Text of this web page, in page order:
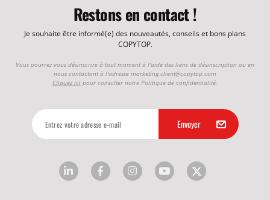
Restons en contact !
Je souhaite être informé(e) des nouveautés, conseils et bons plans
COPYTOP.
Vous pourrez vous désinscrire à tout moment à l'aide des liens de désinscription ou en
nous contactant à l'adresse marketing.client@copytop.com
Cliquez ici pour consulter notre Politique de confidentialité.